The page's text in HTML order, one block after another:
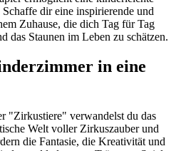
dir eine inspirierende und
Zuhause, die dich Tag für Tag
das Staunen im Leben zu schätzen.
in eine
"Zirkustiere" verwandelst du das
Welt voller Zirkuszauber und
die Fantasie, die Kreativität und